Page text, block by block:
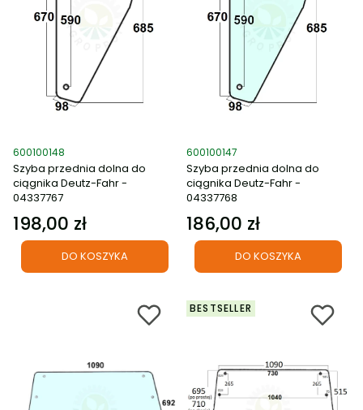
Kod produktu
600100148
Szyba przednia dolna do
ciągnika Deutz-Fahr -
04337767
Cena
198,00 zł
DO KOSZYKA
Kod produktu
600100147
Szyba przednia dolna do
ciągnika Deutz-Fahr -
04337768
Cena
186,00 zł
DO KOSZYKA
BESTSELLER